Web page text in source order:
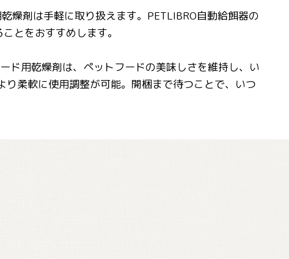
燥剤は手軽に取り扱えます。PETLIBRO自動給餌器の
とをおすすめします。
ド用乾燥剤は、ペットフードの美味しさを維持し、い
柔軟に使用調整が可能。開梱まで待つことで、いつ